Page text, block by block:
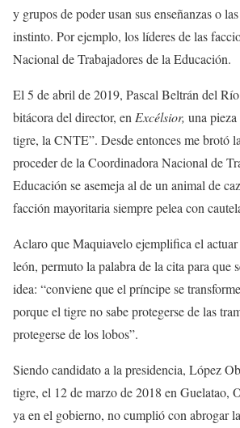
y grupos de poder usan sus enseñanzas o
instinto. Por ejemplo, los líderes de las
Nacional de Trabajadores de la Educación.
El 5 de abril de 2019, Pascal Beltrán del
bitácora del director, en Excélsior, una
tigre, la CNTE”. Desde entonces me brotó
proceder de la Coordinadora Nacional de
Educación se asemeja al de un animal de
facción mayoritaria siempre pelea con
Aclaro que Maquiavelo ejemplifica el actuar
león, permuto la palabra de la cita para que
idea: “conviene que el príncipe se
porque el tigre no sabe protegerse de las
protegerse de los lobos”.
Siendo candidato a la presidencia, López
tigre, el 12 de marzo de 2018 en Guelatao,
ya en el gobierno, no cumplió con abrogar